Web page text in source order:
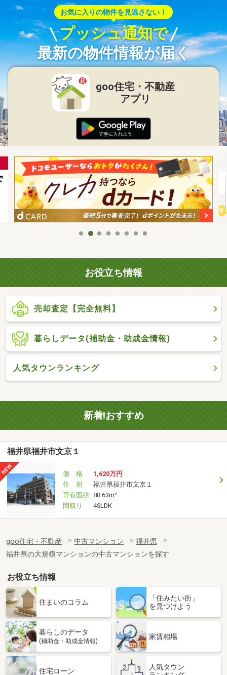
お気に入りの物件を見逃さない！
プッシュ通知で
最新の物件情報が届く
goo住宅・不動産
アプリ
お役立ち情報
売却査定【完全無料】
暮らしデータ(補助金・助成金情報)
人気タウンランキング
新着!おすすめ
福井県福井市文京１
価 格
1,620万円
住 所
福井県福井市文京１
専有面積 88.63m²
間取り
4SLDK
goo住宅・不動産 中古マンション
福井県
福井県の大規模マンションの中古マンションを探す
お役立ち情報
住まいのコラム
「住みたい街」
を見つけよう
暮らしのデータ
(補助金・助成金情報)
家賃相場
住宅ローン
人気タウン